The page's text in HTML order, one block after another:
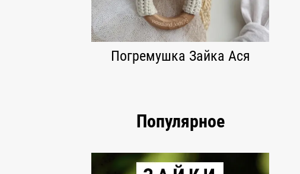
Погремушка Зайка Ася
Популярное